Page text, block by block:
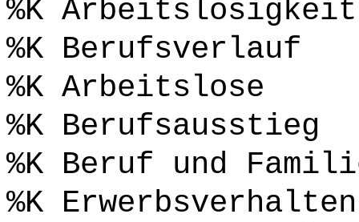
%K Arbeitslosigkeit
%K Berufsverlauf
%K Arbeitslose
%K Berufsausstieg
%K Beruf und
%K Erwerbsverhalten